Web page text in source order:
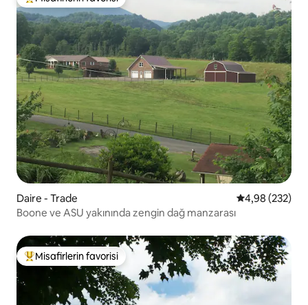
Misafirlerin favorilerinden en beğenilenler arasında
Daire - Trade 5 üzerinden
4,98 (232)
Boone ve ASU yakınında zengin dağ manzarası
Misafirlerin favorilerinden en beğenilenler arasında
Misafirlerin favorisi